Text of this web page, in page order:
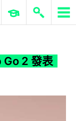
ERP 與商業 AI
2 發表